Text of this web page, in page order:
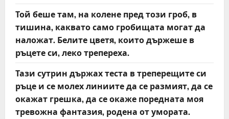
Той беше там, на колене пред този гроб, в
тишина, каквато само гробищата могат да
наложат. Белите цветя, които държеше в
ръцете си, леко трепереха.
Тази сутрин държах теста в треперещите си
ръце и се молех линиите да се размият, да се
окажат грешка, да се окаже поредната моя
тревожна фантазия, родена от умората.